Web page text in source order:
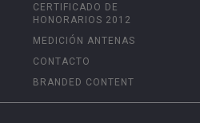
CERTIFICADO DE
HONORARIOS 2012
MEDICIÓN ANTENAS
CONTACTO
BRANDED CONTENT